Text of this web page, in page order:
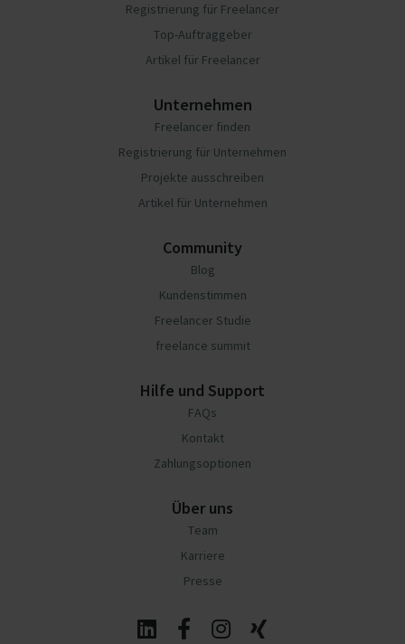
Registrierung für Freelancer
Top-Auftraggeber
Artikel für Freelancer
Unternehmen
Freelancer finden
Registrierung für Unternehmen
Projekte ausschreiben
Artikel für Unternehmen
Community
Blog
Kundenstimmen
Freelancer Studie
freelance summit
Hilfe und Support
FAQs
Kontakt
Zahlungsoptionen
Über uns
Team
Karriere
Presse